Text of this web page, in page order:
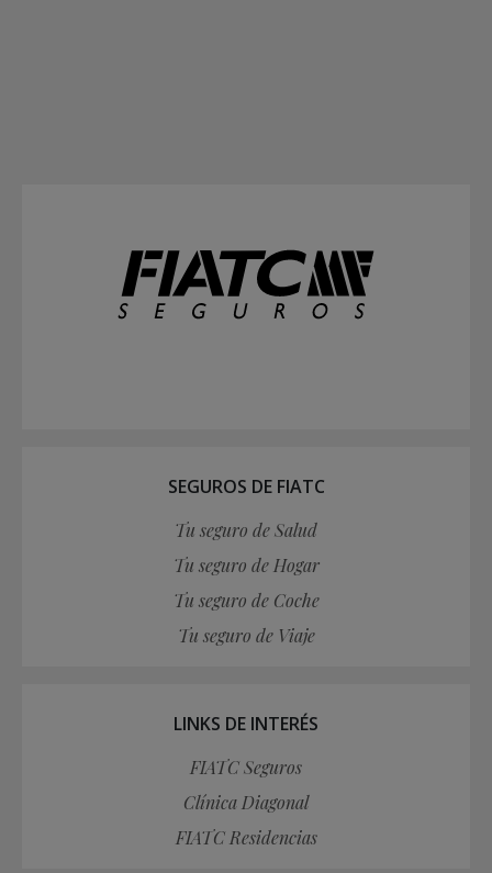
SEGUROS DE FIATC
Tu seguro de Salud
Tu seguro de Hogar
Tu seguro de Coche
Tu seguro de Viaje
LINKS DE INTERÉS
FIATC Seguros
Clínica Diagonal
FIATC Residencias